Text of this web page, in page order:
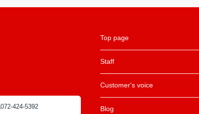
072-424-5392
Top page
Staff
Customer's voice
Blog